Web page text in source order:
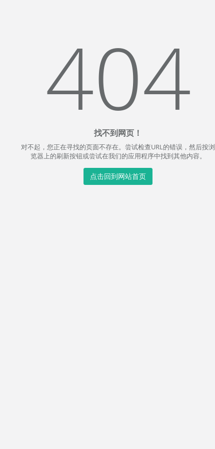
404
找不到网页！
对不起，您正在寻找的页面不存在。尝试检查URL的错误，然后按浏
览器上的刷新按钮或尝试在我们的应用程序中找到其他内容。
点击回到网站首页